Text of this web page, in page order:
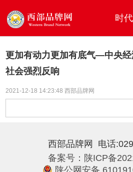
时
更加有动力更加有底气—中央
社会强烈反响
2021-12-18 14:23:48 西部品牌网
西部品牌网 电话
备案号：陕ICP备
陕公网安备